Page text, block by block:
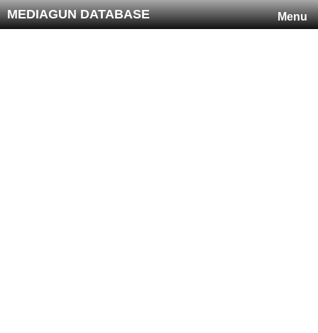
Menu
MEDIAGUN DATABASE